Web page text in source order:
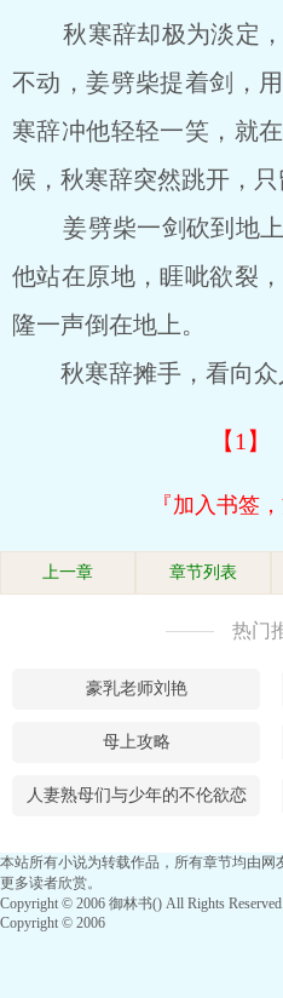
秋寒辞却极为淡定，
不动，姜劈柴提着剑，
寒辞冲他轻轻一笑，就
候，秋寒辞突然跳开，只
姜劈柴一剑砍到地上
他站在原地，睚呲欲裂
隆一声倒在地上。
秋寒辞摊手，看向众
【1】
『加入书签
上一章 章节列表
热门
豪乳老师刘艳
母上攻略
人妻熟母们与少年的不伦欲恋
本站所有小说为转载作品，所有章节均由
更多读者欣赏。
Copyright © 2006 御林书() All Rights Reserved.
Copyright © 2006